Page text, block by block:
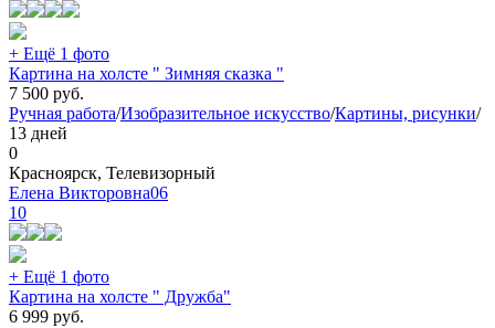
+ Ещё 1 фото
Картина на холсте " Зимняя сказка "
7 500 руб.
Ручная работа/Изобразительное искусство/Картины, рисунки/
13 дней
0
Красноярск, Телевизорный
Елена Викторовна06
10
+ Ещё 1 фото
Картина на холсте " Дружба"
6 999 руб.